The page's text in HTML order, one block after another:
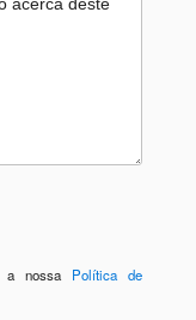
a nossa Política de